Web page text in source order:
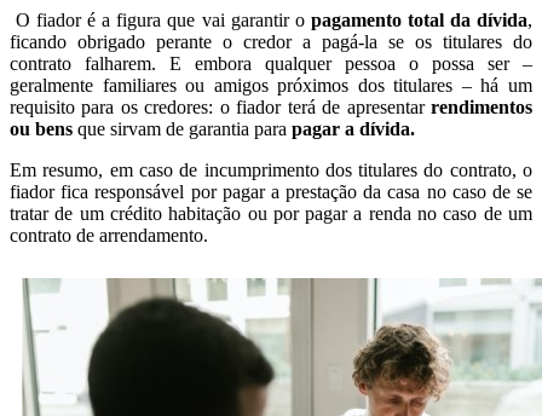
O fiador é a figura que vai garantir opagamento total da dívida,
ficando obrigado perante o credor a pagá-la se os titulares do
contrato falharem. E embora qualquer pessoa o possa ser –
geralmente familiares ou amigos próximos dos titulares – há um
requisito para os credores: o fiador terá de apresentar rendimentos
ou bens que sirvam de garantia para pagar a dívida.
Em resumo, em caso de incumprimento dos titulares do contrato, o
fiador fica responsável por pagar a prestação da casa no caso de se
tratar de um crédito habitação ou por pagar a renda no caso de um
contrato de arrendamento.